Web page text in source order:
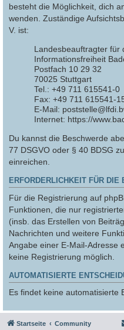
besteht die Möglichkeit, dich
wenden. Zuständige
V. ist:
Landesbeauftragter für
Informationsfreiheit
Postfach 10 29 32
70025 Stuttgart
Tel.: +49 711 615541-0
Fax: +49 711 615541-
E-Mail:
Internet: https://
Du kannst die Beschwerde
77 DSGVO oder § 40 BDSG
einreichen.
ERFORDERLICHKEIT FÜR DIE
Für die Registrierung auf
Funktionen, die nur
(insb. das Erstellen von
Nachrichten und weitere
Angabe einer E-Mail-Adresse
keine Registrierung möglich.
AUTOMATISIERTE
Es findet keine automatisierte
Startseite Community